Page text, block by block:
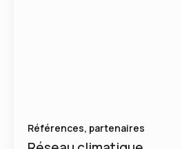
Références, partenaires